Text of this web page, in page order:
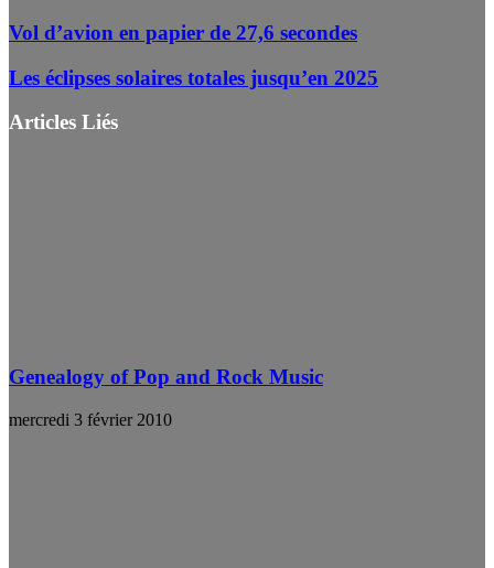
Vol d’avion en papier de 27,6 secondes
Les éclipses solaires totales jusqu’en 2025
Articles Liés
Genealogy of Pop and Rock Music
mercredi 3 février 2010